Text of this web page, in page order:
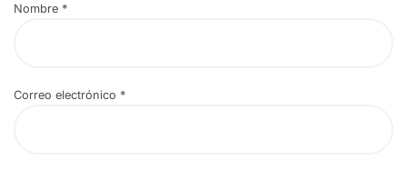
Nombre *
Correo electrónico *